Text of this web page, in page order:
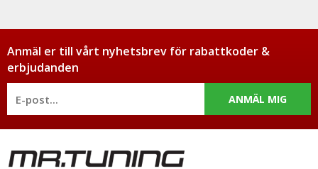
Är du tveksamt på vilken variant du ska välja är du alltid
välkommen att kontakta oss för rådgivning.
Anmäl er till vårt nyhetsbrev för rabattkoder &
erbjudanden
ANMÄL MIG